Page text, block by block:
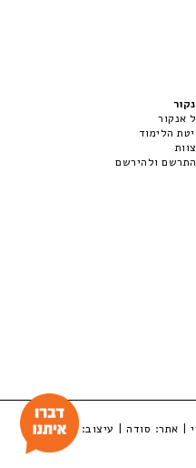
אנקור
הלימוד
ולהירשם
| אתר: סודה| עיצוב:LuckyBox